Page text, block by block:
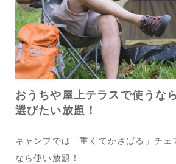
おうちや屋上テラスで使うな
選びたい放題！
キャンプでは「重くてかさばる」チ
なら使い放題！